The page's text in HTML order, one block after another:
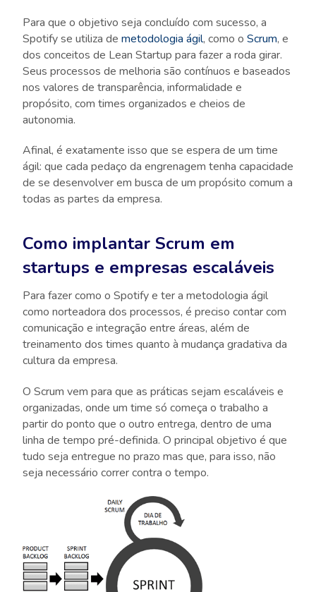
Para que o objetivo seja concluído com sucesso, a
Spotify se utiliza de metodologia ágil, como o Scrum, e
dos conceitos de Lean Startup para fazer a roda girar.
Seus processos de melhoria são contínuos e baseados
nos valores de transparência, informalidade e
propósito, com times organizados e cheios de
autonomia.
Afinal, é exatamente isso que se espera de um time
ágil: que cada pedaço da engrenagem tenha capacidade
de se desenvolver em busca de um propósito comum a
todas as partes da empresa.
Como implantar Scrum em
startups e empresas escaláveis
Para fazer como o Spotify e ter a metodologia ágil
como norteadora dos processos, é preciso contar com
comunicação e integração entre áreas, além de
treinamento dos times quanto à mudança gradativa da
cultura da empresa.
O Scrum vem para que as práticas sejam escaláveis e
organizadas, onde um time só começa o trabalho a
partir do ponto que o outro entrega, dentro de uma
linha de tempo pré-definida. O principal objetivo é que
tudo seja entregue no prazo mas que, para isso, não
seja necessário correr contra o tempo.